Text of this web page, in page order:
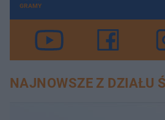
GRAMY
NAJNOWSZE Z DZIAŁU